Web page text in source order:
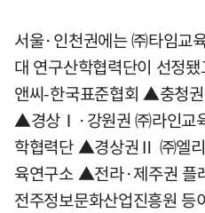
서울·인천권에는 ㈜타임교
대 연구산학협력단이 선정
앤씨-한국표준협회 ▲충청
▲경상Ⅰ·강원권 ㈜라인교
학협력단 ▲경상권Ⅱ ㈜엘
육연구소 ▲전라·제주권 플
전주정보문화산업진흥원 등